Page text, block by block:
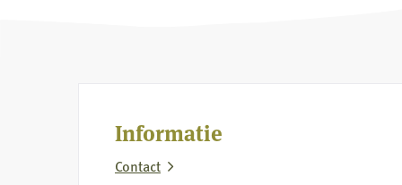
vermeende
Informatie
Contact